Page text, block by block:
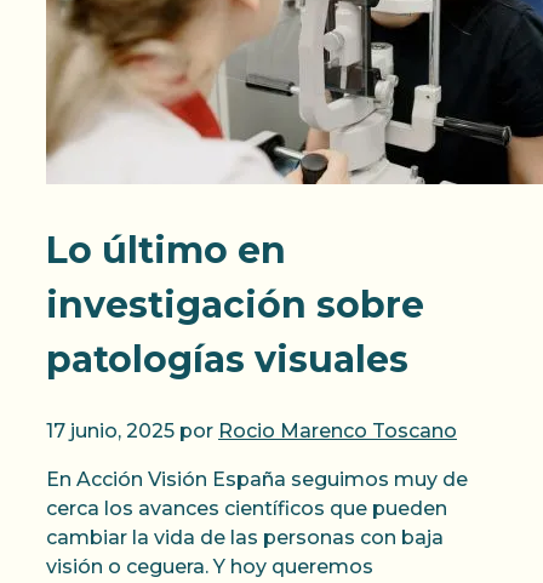
Lo último en
investigación sobre
patologías visuales
17 junio, 2025 por Rocio Marenco Toscano
En Acción Visión España seguimos muy de
cerca los avances científicos que pueden
cambiar la vida de las personas con baja
visión o ceguera. Y hoy queremos